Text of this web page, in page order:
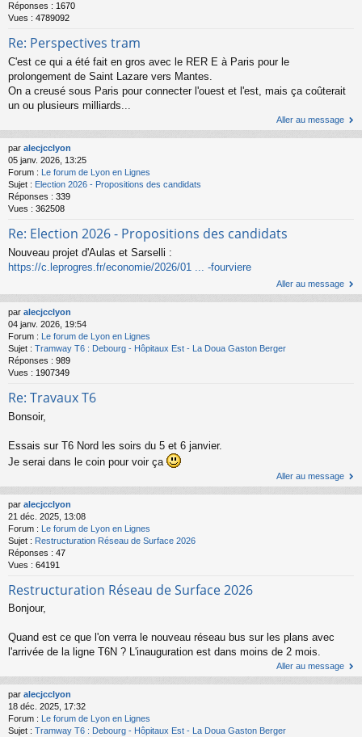
Réponses : 1670
Vues : 4789092
Re: Perspectives tram
C'est ce qui a été fait en gros avec le RER E à Paris pour le
prolongement de Saint Lazare vers Mantes.
On a creusé sous Paris pour connecter l'ouest et l'est, mais ça coûterait
un ou plusieurs milliards...
Aller au message
par alecjcclyon
05 janv. 2026, 13:25
Forum : Le forum de Lyon en Lignes
Sujet : Election 2026 - Propositions des candidats
Réponses : 339
Vues : 362508
Re: Election 2026 - Propositions des candidats
Nouveau projet d'Aulas et Sarselli :
https://c.leprogres.fr/economie/2026/01 ... -fourviere
Aller au message
par alecjcclyon
04 janv. 2026, 19:54
Forum : Le forum de Lyon en Lignes
Sujet : Tramway T6 : Debourg - Hôpitaux Est - La Doua Gaston Berger
Réponses : 989
Vues : 1907349
Re: Travaux T6
Bonsoir,
Essais sur T6 Nord les soirs du 5 et 6 janvier.
Je serai dans le coin pour voir ça
Aller au message
par alecjcclyon
21 déc. 2025, 13:08
Forum : Le forum de Lyon en Lignes
Sujet : Restructuration Réseau de Surface 2026
Réponses : 47
Vues : 64191
Restructuration Réseau de Surface 2026
Bonjour,
Quand est ce que l'on verra le nouveau réseau bus sur les plans avec
l'arrivée de la ligne T6N ? L'inauguration est dans moins de 2 mois.
Aller au message
par alecjcclyon
18 déc. 2025, 17:32
Forum : Le forum de Lyon en Lignes
Sujet : Tramway T6 : Debourg - Hôpitaux Est - La Doua Gaston Berger